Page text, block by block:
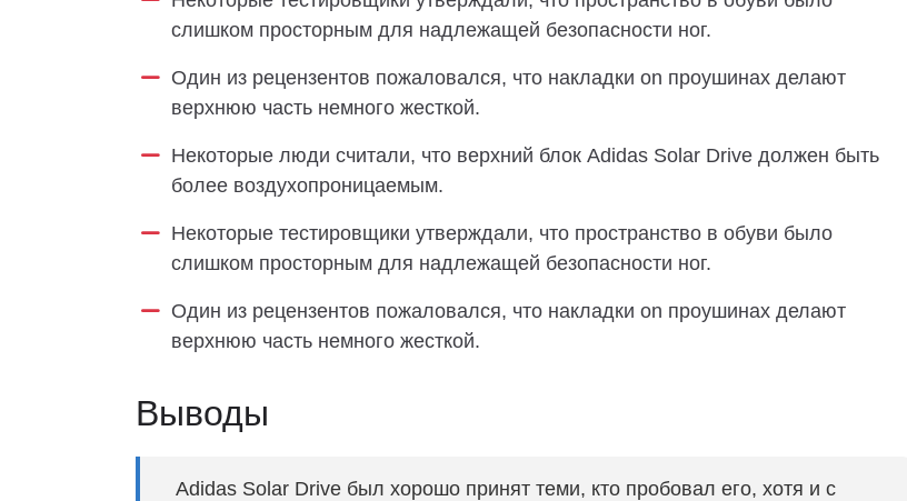
слишком просторным для надлежащей безопасности ног.
Один из рецензентов пожаловался, что накладки on проушинах делают
верхнюю часть немного жесткой.
Некоторые люди считали, что верхний блок Adidas Solar Drive должен быть
более воздухопроницаемым.
Некоторые тестировщики утверждали, что пространство в обуви было
слишком просторным для надлежащей безопасности ног.
Один из рецензентов пожаловался, что накладки on проушинах делают
верхнюю часть немного жесткой.
Выводы
Adidas Solar Drive был хорошо принят теми, кто пробовал его, хотя и с